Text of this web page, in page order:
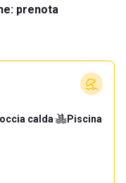
prenota
calda·
Piscina